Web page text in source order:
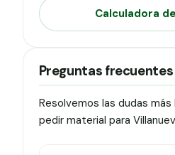
Calculadora
Preguntas frecuentes
Resolvemos las dudas
pedir material para